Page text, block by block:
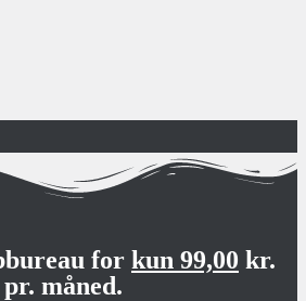
for kun 99,00 kr.
pr. måned.